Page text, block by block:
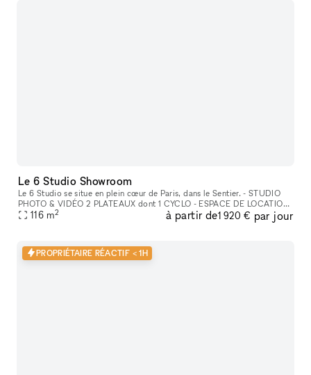
Le 6 Studio Showroom
Le 6 Studio se situe en plein cœur de Paris, dans le Sentier. - STUDIO
PHOTO & VIDÉO 2 PLATEAUX dont 1 CYCLO - ESPACE DE LOCATION
POUR SHOWROOMS / EXPOSITIONS / CASTINGS
116 m2 à partir de1 920 € par jour
PROPRIÉTAIRE RÉACTIF < 1H